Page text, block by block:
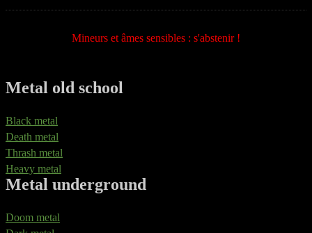
Mineurs et âmes sensibles : s'abstenir !
Metal old school
Black metal
Death metal
Thrash metal
Heavy metal
Metal underground
Doom metal